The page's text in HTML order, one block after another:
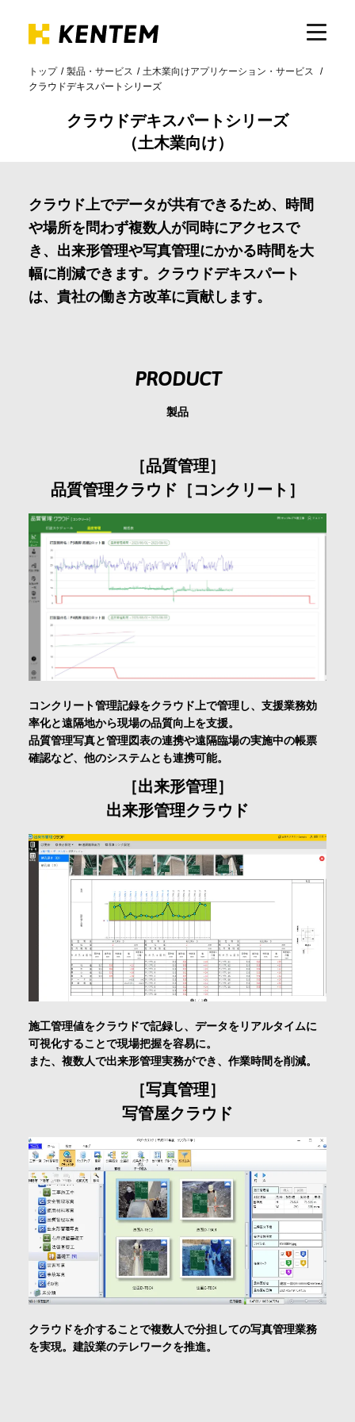
製品・サービス
導入事例
サポート
お問合せ・申込
資料請求
サイト内検索
トップ 製品・サービス
土木業向けアプリケーション・サービス
クラウドデキスパートシリーズ
クラウドデキスパートシリーズ
（土木業向け）
クラウド上でデータが共有できるため、時間
や場所を問わず複数人が同時にアクセスで
き、出来形管理や写真管理にかかる時間を大
幅に削減できます。クラウドデキスパート
は、貴社の働き方改革に貢献します。
PRODUCT
製品
［品質管理］
品質管理クラウド［コンクリート］
コンクリート管理記録をクラウド上で管理し、支援業務効
率化と遠隔地から現場の品質向上を支援。
品質管理写真と管理図表の連携や遠隔臨場の実施中の帳票
確認など、他のシステムとも連携可能。
［出来形管理］
出来形管理クラウド
施工管理値をクラウドで記録し、データをリアルタイムに
可視化することで現場把握を容易に。
また、複数人で出来形管理実務ができ、作業時間を削減。
［写真管理］
写管屋クラウド
クラウドを介することで複数人で分担しての写真管理業務
を実現。建設業のテレワークを推進。